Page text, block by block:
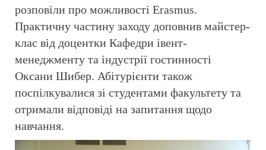
розповіли про можливості Erasmus.
Практичну частину заходу доповнив майстер-
клас від доцентки Кафедри івент-
менеджменту та індустрії гостинності
Оксани Шибер. Абітурієнти також
поспілкувалися зі студентами факультету та
отримали відповіді на запитання щодо
навчання.